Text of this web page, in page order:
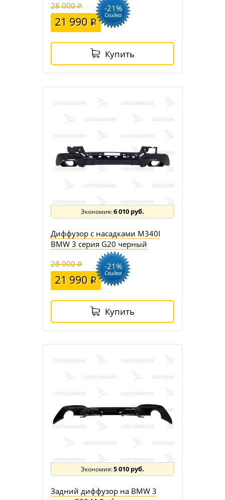
28 000
21 990
-21%
Скидка
Купить
6 010 руб.
Диффузор с насадками M340I
BMW 3 серия G20 черный
28 000
21 990
-21%
Скидка
Купить
5 010 руб.
Задний диффузор на BMW 3